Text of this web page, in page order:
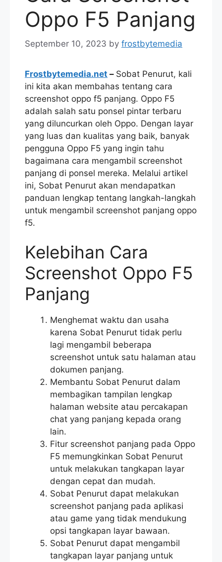
Oppo F5 Panjang
September 10, 2023 by frostbytemedia
Frostbytemedia.net – Sobat Penurut, kali
ini kita akan membahas tentang cara
screenshot oppo f5 panjang. Oppo F5
adalah salah satu ponsel pintar terbaru
yang diluncurkan oleh Oppo. Dengan layar
yang luas dan kualitas yang baik, banyak
pengguna Oppo F5 yang ingin tahu
bagaimana cara mengambil screenshot
panjang di ponsel mereka. Melalui artikel
ini, Sobat Penurut akan mendapatkan
panduan lengkap tentang langkah-langkah
untuk mengambil screenshot panjang oppo
f5.
Kelebihan Cara
Screenshot Oppo F5
Panjang
Menghemat waktu dan usaha
karena Sobat Penurut tidak perlu
lagi mengambil beberapa
screenshot untuk satu halaman atau
dokumen panjang.
Membantu Sobat Penurut dalam
membagikan tampilan lengkap
halaman website atau percakapan
chat yang panjang kepada orang
lain.
Fitur screenshot panjang pada Oppo
F5 memungkinkan Sobat Penurut
untuk melakukan tangkapan layar
dengan cepat dan mudah.
Sobat Penurut dapat melakukan
screenshot panjang pada aplikasi
atau game yang tidak mendukung
opsi tangkapan layar bawaan.
Sobat Penurut dapat mengambil
tangkapan layar panjang untuk